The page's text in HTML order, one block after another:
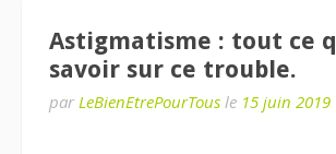
Astigmatisme : tout ce
savoir sur ce trouble.
par LeBienEtrePourTous le 15 juin 2019